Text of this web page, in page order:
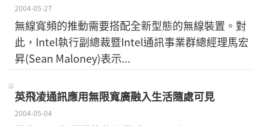
2004-05-27
無線寬頻的推動需要搭配全新型態的無線裝置。對
此，Intel執行副總裁暨Intel通訊事業群總經理馬宏
昇(Sean Maloney)表示...
英飛凌通訊應用無限寬廣融入生活隨處可見
2004-05-04